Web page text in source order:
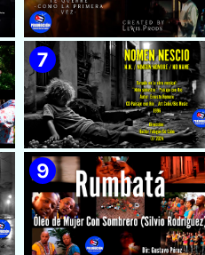
🟡 Tico González - ¨Aunque se
pare la mula¨ - Videoclip -
Dirección: John Meriles -
Roberto C. González
🟢 Hanoy La Awtoridad |
¨Siempre Tú¨ | Director:
LEWIS.PRODS | Videoclip |
Música Urbana Cubana |
Artistas Cubanos | Canción |
CUBA
🟢 Paisaje con Río | NOMEN
NESCIO, basado en la obra